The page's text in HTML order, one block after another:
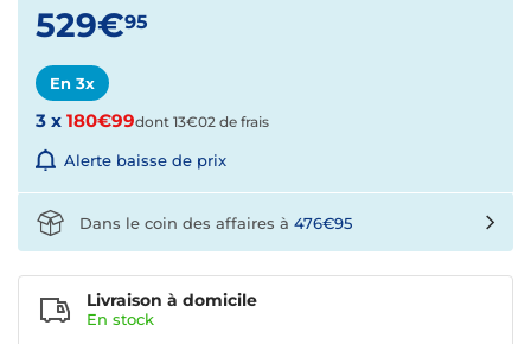
529€95
En 3x
3 x 180€99dont 13€02 de frais
Alerte baisse de prix
Livraison à domicile
En stock
Dans le coin des affaires à 476€95